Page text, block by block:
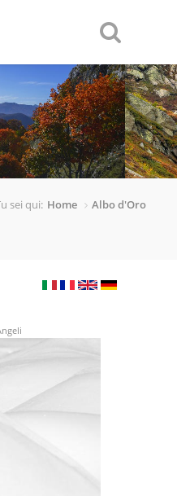
Stanislao Basileo
sei qui: Home Albo d'Oro